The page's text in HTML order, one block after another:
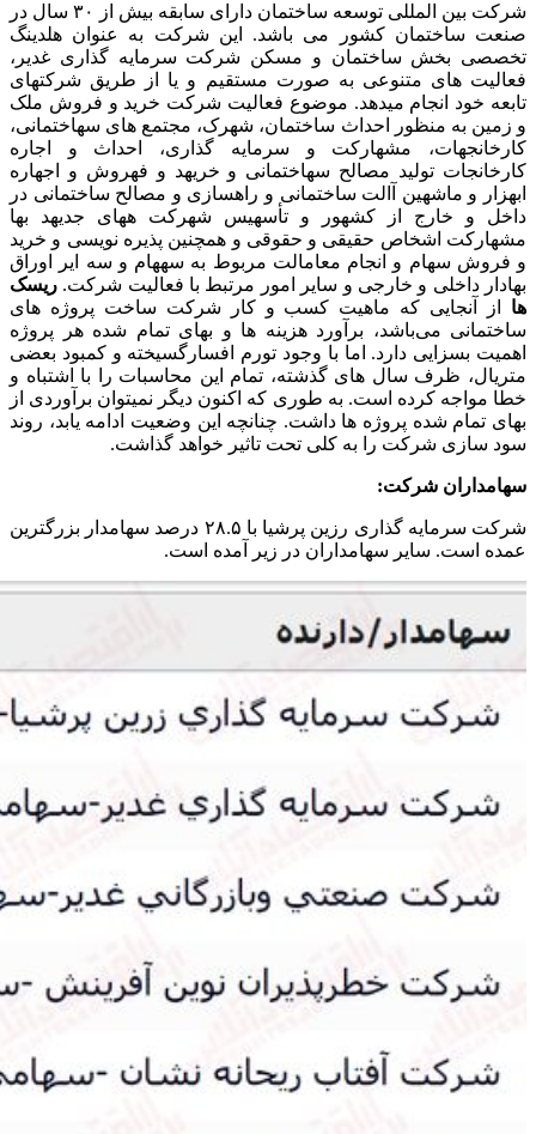
شرکت بین المللی توسعه ساختمان دارای سابقه بیش از ۳۰ سال در
صنعت ساختمان کشور می باشد. این شرکت به عنوان هلدینگ
تخصصی بخش ساختمان و مسکن شرکت سرمایه گذاری غدیر،
فعالیت های متنوعی به صورت مستقیم و یا از طریق شرکتهای
تابعه خود انجام میدهد. موضوع فعالیت شرکت خرید و فروش ملک
و زمین به منظور احداث ساختمان، شهرک، مجتمع های سهاختمانی،
کارخانجهات، مشهارکت و سرمایه گذاری، احداث و اجاره
کارخانجات تولید مصالح سهاختمانی و خریهد و فهروش و اجهاره
ابهزار و ماشهین آالت ساختمانی و راهسازی و مصالح ساختمانی در
داخل و خارج از کشهور و تأسهیس شهرکت ههای جدیهد بها
مشهارکت اشخاص حقیقی و حقوقی و همچنین پذیره نویسی و خرید
و فروش سهام و انجام معامالت مربوط به سههام و سه ایر اوراق
بهادار داخلی و خارجی و سایر امور مرتبط با فعالیت شرکت. ریسک
ها از آنجایی که ماهیت کسب و کار شرکت ساخت پروژه های
ساختمانی می‌باشد، برآورد هزینه ها و بهای تمام شده هر پروژه
اهمیت بسزایی دارد. اما با وجود تورم افسارگسیخته و کمبود بعضی
متریال، ظرف سال های گذشته، تمام این محاسبات را با اشتباه و
خطا مواجه کرده است. به طوری که اکنون دیگر نمیتوان برآوردی از
بهای تمام شده پروژه ها داشت. چنانچه این وضعیت ادامه یابد، روند
سود سازی شرکت را به کلی تحت تاثیر خواهد گذاشت.
سهامداران شرکت:
شرکت سرمایه گذاری رزین پرشیا با ۲۸.۵ درصد سهامدار بزرگترین
عمده است. سایر سهامداران در زیر آمده است.